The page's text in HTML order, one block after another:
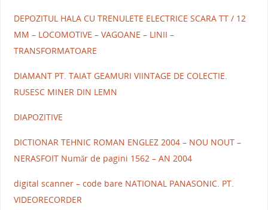
DEPOZITUL HALA CU TRENULETE ELECTRICE SCARA TT / 12
MM – LOCOMOTIVE – VAGOANE – LINII –
TRANSFORMATOARE
DIAMANT PT. TAIAT GEAMURI VIINTAGE DE COLECTIE.
RUSESC MINER DIN LEMN
DIAPOZITIVE
DICTIONAR TEHNIC ROMAN ENGLEZ 2004 – NOU NOUT –
NERASFOIT Număr de pagini 1562 – AN 2004
digital scanner – code bare NATIONAL PANASONIC. PT.
VIDEORECORDER